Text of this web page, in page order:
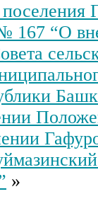
167 “О
»